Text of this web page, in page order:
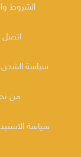
الشروط
اتصل
سياسة
من
سياسة